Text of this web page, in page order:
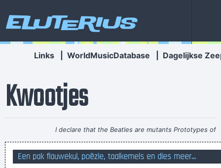
Eluterius
Links WorldMusicDatabase Dagelijkse
Kwootjes
I declare that the Beatles are mutants Prototypes of
evolutionary agents sent by God, endowed with a mysterious
power to create a new human species, a young race of
Een pak flauwekul, poëzie, taalkemels en dies meer...